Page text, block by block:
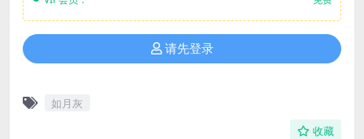
请先登录
如月灰
收藏